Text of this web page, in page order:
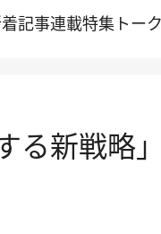
記事連載特集 トー
る新戦